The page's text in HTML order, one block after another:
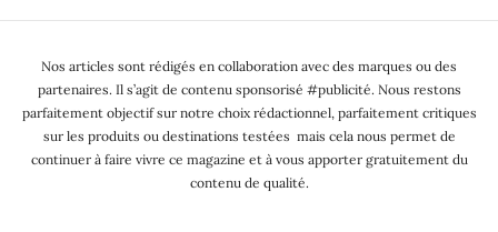
Nos articles sont rédigés en collaboration avec des marques ou des
partenaires. Il s’agit de contenu sponsorisé #publicité. Nous restons
parfaitement objectif sur notre choix rédactionnel, parfaitement critiques
sur les produits ou destinations testées mais cela nous permet de
continuer à faire vivre ce magazine et à vous apporter gratuitement du
contenu de qualité.